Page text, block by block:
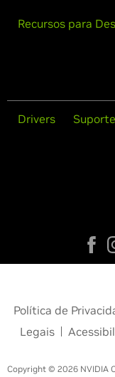
Recursos para
Drivers
Política de
Legais
Copyright © 2026 NVIDIA